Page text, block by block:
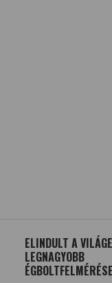
ELINDULT A
LEGNAGYOBB
ÉGBOLTFELMÉRÉSE